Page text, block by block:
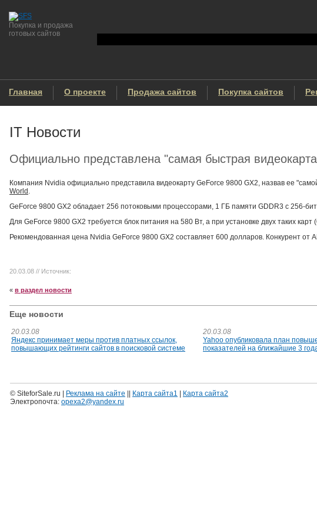
Покупка и продажа
готовых сайтов
Главная О проекте Продажа сайтов Покупка сайтов
IT Новости
Официально представлена "самая быстрая
Компания Nvidia официально представила видеокарту GeForce 9800 GX2, назвав ее
World .
GeForce 9800 GX2 обладает 256 потоковыми процессорами, 1 ГБ памяти GDDR3 с
Для GeForce 9800 GX2 требуется блок питания на 580 Вт, а при установке двух таких
Рекомендованная цена Nvidia GeForce 9800 GX2 составляет 600 долларов. Конкурент
20.03.08 // Источник:
« в раздел новости
Еще новости
20.03.08
Яндекс принимает меры против платных ссылок,
повышающих рейтинги сайтов в поисковой системе
20.03.08
Yahoo опубликовала план
показателей на ближайшие 3
© SiteforSale.ru | Реклама на сайте Карта сайта1
Карта сайта2
Электропочта: opexa2@yandex.ru